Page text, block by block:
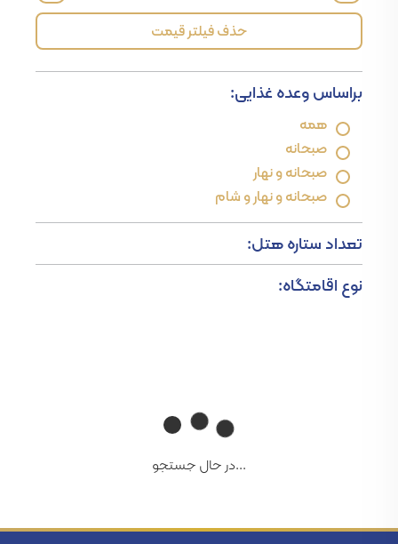
حذف فیلتر قیمت
براساس وعده غذایی:
همه
صبحانه
صبحانه و نهار
صبحانه و نهار و شام
تعداد ستاره هتل:
نوع اقامتگاه:
...در حال جستجو